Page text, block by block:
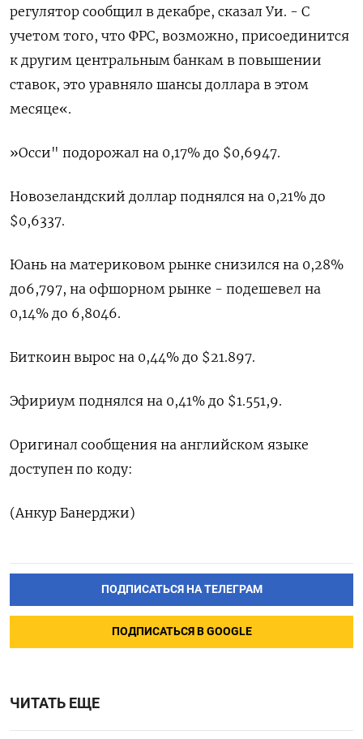
регулятор сообщил в декабре, сказал Уи. - С
учетом того, что ФРС, возможно, присоединится
к другим центральным банкам в повышении
ставок, это уравняло шансы доллара в этом
месяце«.
»Осси" подорожал на 0,17% до $0,6947​.
Новозеландский доллар поднялся на 0,21% до
$0,6337​.
Юань на материковом рынке снизился на 0,28%
до​ 6,797​, на офшорном рынке - подешевел на
0,14% до 6,8046.
Биткоин вырос на 0,44% до $21.897.
Эфириум поднялся на 0,41% до $1.551,9.
Оригинал сообщения на английском языке
доступен по коду:
(Анкур Банерджи)
ПОДПИСАТЬСЯ НА ТЕЛЕГРАМ
ПОДПИСАТЬСЯ В GOOGLE
ЧИТАТЬ ЕЩЕ